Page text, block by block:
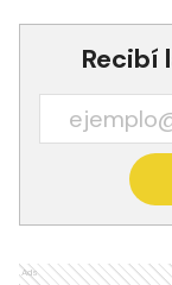
Recibí
Ads